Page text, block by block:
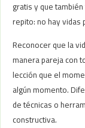
gratis y que
repito: no hay vidas
Reconocer que la
manera pareja con
lección que el
algún momento.
de técnicas o
constructiva.